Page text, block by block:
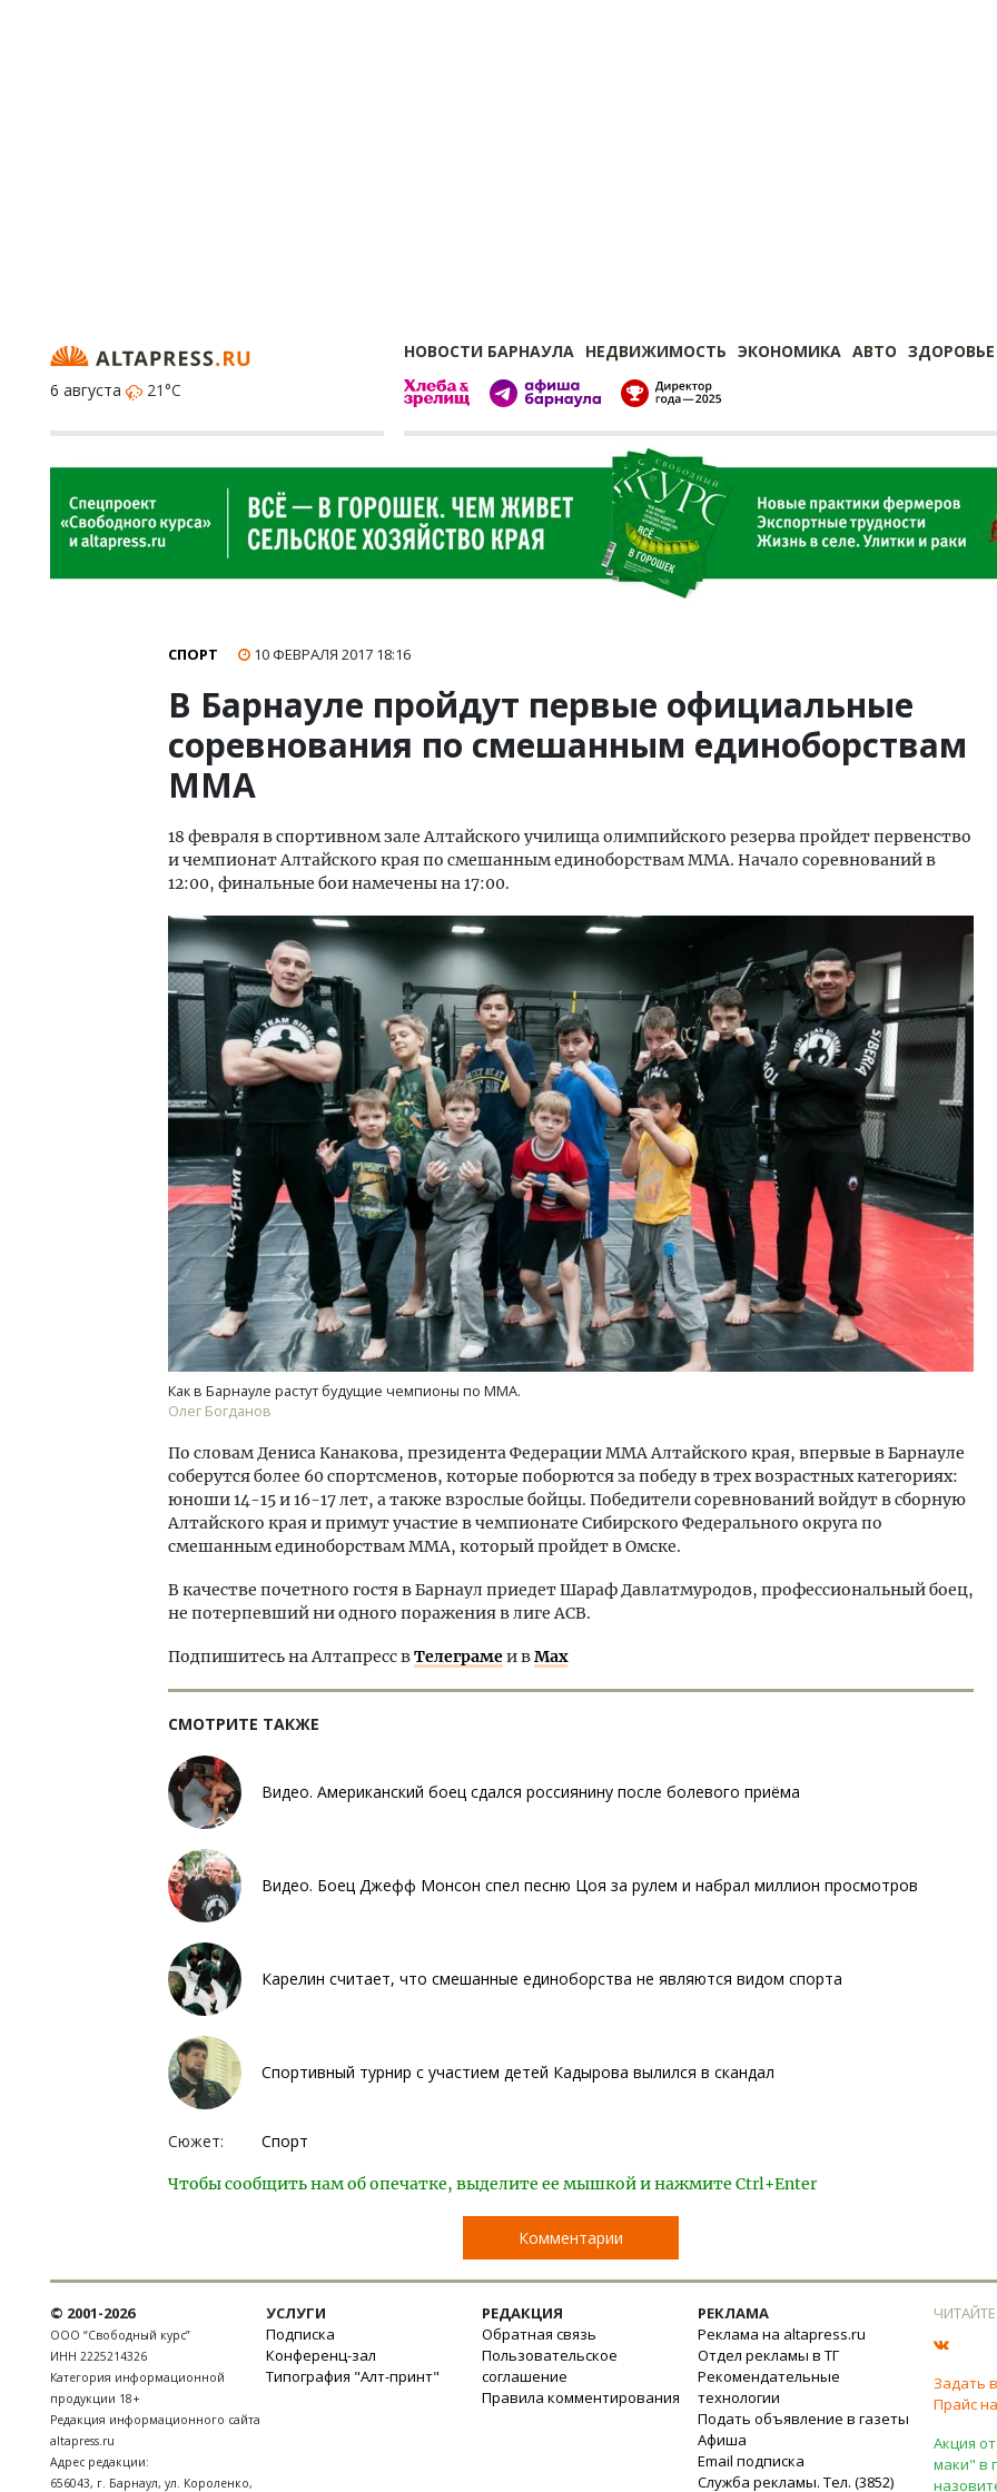
НОВОСТИ БАРНАУЛА НЕДВИЖИМОСТЬ ЭКОНОМИКА АВТО ЗДОРОВЬЕ
6 августа
21°C
СПОРТ 10 ФЕВРАЛЯ 2017 18:16
В Барнауле пройдут первые официальные
соревнования по смешанным единоборствам
ММА
18 февраля в спортивном зале Алтайского училища олимпийского резерва пройдет первенство
и чемпионат Алтайского края по смешанным единоборствам ММА. Начало соревнований в
12:00, финальные бои намечены на 17:00.
Как в Барнауле растут будущие чемпионы по ММА.
Олег Богданов
По словам Дениса Канакова, президента Федерации ММА Алтайского края, впервые в Барнауле
соберутся более 60 спортсменов, которые поборются за победу в трех возрастных категориях:
юноши 14-15 и 16-17 лет, а также взрослые бойцы. Победители соревнований войдут в сборную
Алтайского края и примут участие в чемпионате Сибирского Федерального округа по
смешанным единоборствам ММА, который пройдет в Омске.
В качестве почетного гостя в Барнаул приедет Шараф Давлатмуродов, профессиональный боец,
не потерпевший ни одного поражения в лиге АСВ.
Подпишитесь на Алтапресс вТелеграмеи вMax
СМОТРИТЕ ТАКЖЕ
Видео. Американский боец сдался россиянину после болевого приёма
Видео. Боец Джефф Монсон спел песню Цоя за рулем и набрал миллион просмотров
Карелин считает, что смешанные единоборства не являются видом спорта
Спортивный турнир с участием детей Кадырова вылился в скандал
Сюжет: Спорт
Чтобы сообщить нам об опечатке, выделите ее мышкой и нажмите Ctrl+Enter
Комментарии
Смелость архитектурных идей.
Генеральный директор компании
ЗИАС — об эстетике городов,
трендах в фасадах и развитии рынка
СТРОИТЕЛЬСТВО
Архитектурный код
земли. Мощение
плитами становится
стандартом
СТРОИТЕЛЬСТВО
© 2001-2026
ООО “Свободный курс”
ИНН 2225214326
Категория информационной
продукции 18+
Редакция информационного сайта
altapress.ru
Адрес редакции:
656043, г. Барнаул, ул. Короленко,
УСЛУГИ
Подписка
Конференц-зал
Типография "Алт-принт"
РЕДАКЦИЯ
Обратная связь
Пользовательское
соглашение
Правила комментирования
РЕКЛАМА
Реклама на altapress.ru
Отдел рекламы в ТГ
Рекомендательные
технологии
Подать объявление в газеты
Афиша
Email подписка
Служба рекламы. Тел. (3852)
Задать
Прайс
Акция
маки" в